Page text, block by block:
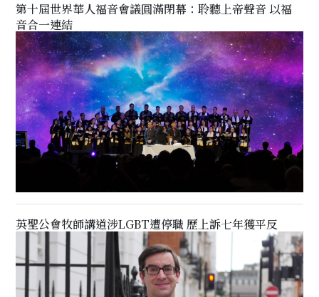
第十屆世界華人福音會議圓滿閉幕：聆聽上帝聲音 以福
音合一連結
英聖公會牧師講道涉LGBT遭停職 歷上訴七年獲平反